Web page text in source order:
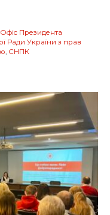
Офіс Президента
Ради України з прав
СНПК